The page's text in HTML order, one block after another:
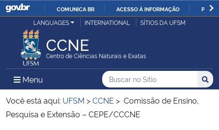
IR
COMUNICA BR ACESSO À INFORMAÇÃO
Ministério da Justiça e Segurança Pública
Ministério da Defesa
Ministério das Relações Exteriores
LANGUAGES INTERNATIONAL SÍTIOS DA UFSM
CCNE
Centro de Ciências Naturais e Exatas
Menu Menu Principal do Sítio
Busca
Buscar no no Sítio
Busca:
Você está aqui: UFSM >CCNE > Comissão de Ensino,
Pesquisa e Extensão – CEPE/CCCNE